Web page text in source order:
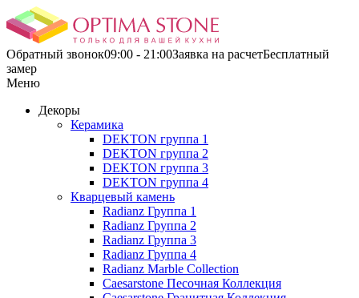
Обратный звонок09:00 - 21:00Заявка на расчетБесплатный
замер
Меню
Декоры
Керамика
DEKTON группа 1
DEKTON группа 2
DEKTON группа 3
DEKTON группа 4
Кварцевый камень
Radianz Группа 1
Radianz Группа 2
Radianz Группа 3
Radianz Группа 4
Radianz Marble Collection
Caesarstone Песочная Коллекция